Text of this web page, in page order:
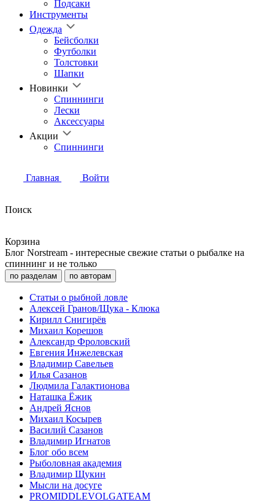
Подсаки
Инструменты
Одежда
Бейсболки
Футболки
Толстовки
Шапки
Новинки
Спиннинги
Лески
Аксессуары
Акции
Спиннинги
Главная Войти
Поиск
Корзина
Блог Norstream - интересные свежие статьи о рыбалке на
спиннинг и не только
по разделам по авторам
Статьи о рыбной ловле
Алексей Гранов/Щука - Клюка
Кирилл Снигирёв
Михаил Корешов
Александр Фроловский
Евгения Инжелевская
Владимир Савельев
Илья Сазанов
Людмила Галактионова
Наташка Ёжик
Андрей Яснов
Михаил Косырев
Василий Сазанов
Владимир Игнатов
Блог обо всем
Рыболовная академия
Владимир Щукин
Мысли на досуге
PROMIDDLEVOLGATEAM